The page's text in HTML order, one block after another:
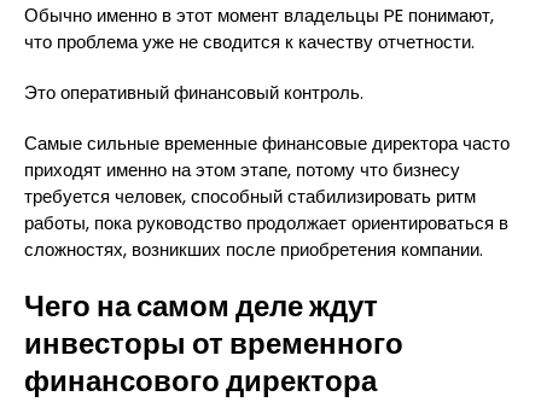
Обычно именно в этот момент владельцы PE понимают,
что проблема уже не сводится к качеству отчетности.
Это оперативный финансовый контроль.
Самые сильные временные финансовые директора часто
приходят именно на этом этапе, потому что бизнесу
требуется человек, способный стабилизировать ритм
работы, пока руководство продолжает ориентироваться в
сложностях, возникших после приобретения компании.
Чего на самом деле ждут
инвесторы от временного
финансового директора